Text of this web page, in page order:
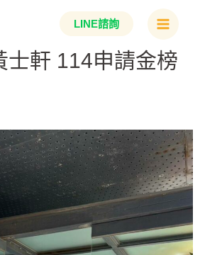
LINE諮詢
Main
Menu
士軒 114申請金榜